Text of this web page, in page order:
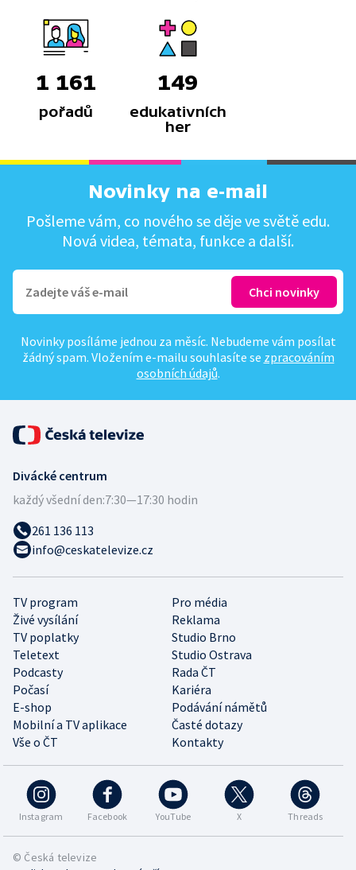
1 161
pořadů
149
edukativních
her
Novinky na e-mail
Pošleme vám, co nového se děje ve světě edu.
Nová videa, témata, funkce a další.
Novinky posíláme jednou za měsíc. Nebudeme vám posílat
žádný spam. Vložením e-mailu souhlasíte se zpracováním
osobních údajů.